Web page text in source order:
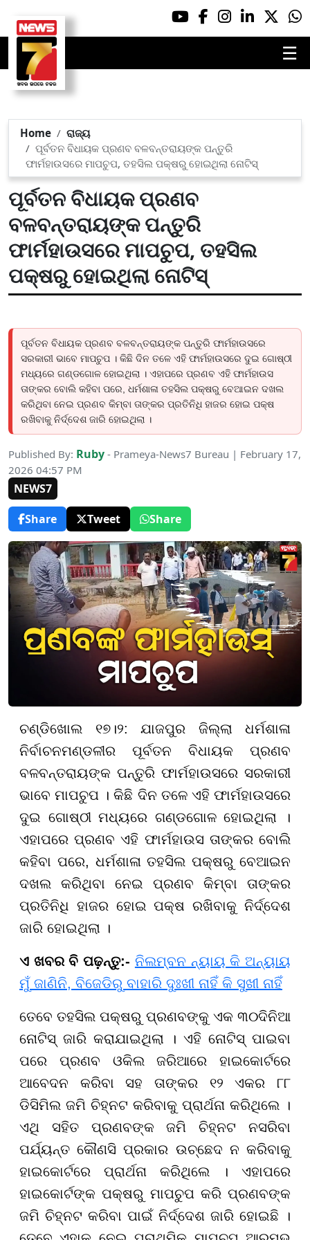
☰
Home
ରାଜ୍ୟ
ପୂର୍ବତନ ବିଧାୟକ ପ୍ରଣବ ବଳବନ୍ତରାୟଙ୍କ ପନ୍ତୁରି
ଫାର୍ମହାଉସରେ ମାପଚୁପ, ତହସିଲ ପକ୍ଷରୁ ହୋଇଥିଲା ନୋଟିସ୍
ପୂର୍ବତନ ବିଧାୟକ ପ୍ରଣବ
ବଳବନ୍ତରାୟଙ୍କ ପନ୍ତୁରି
ଫାର୍ମହାଉସରେ ମାପଚୁପ, ତହସିଲ
ପକ୍ଷରୁ ହୋଇଥିଲା ନୋଟିସ୍
ପୂର୍ବତନ ବିଧାୟକ ପ୍ରଣବ ବଳବନ୍ତରାୟଙ୍କ ପନ୍ତୁରି ଫାର୍ମହାଉସରେ
ସରକାରୀ ଭାବେ ମାପଚୁପ । କିଛି ଦିନ ତଳେ ଏହି ଫାର୍ମହାଉସରେ ଦୁଇ ଗୋଷ୍ଠୀ
ମଧ୍ୟରେ ଗଣ୍ଡଗୋଳ ହୋଇଥିଲା । ଏହାପରେ ପ୍ରଣବ ଏହି ଫାର୍ମହାଉସ
ତାଙ୍କର ବୋଲି କହିବା ପରେ, ଧର୍ମଶାଳା ତହସିଲ ପକ୍ଷରୁ ବେଆଇନ ଦଖଲ
କରିଥିବା ନେଇ ପ୍ରଣବ କିମ୍ବା ତାଙ୍କର ପ୍ରତିନିଧି ହାଜର ହୋଇ ପକ୍ଷ
ରଖିବାକୁ ନିର୍ଦ୍ଦେଶ ଜାରି ହୋଇଥିଲା ।
Published By: Ruby - Prameya-News7 Bureau | February 17,
2026 04:57 PM
NEWS7
Share
Tweet Share
ଚଣ୍ଡିଖୋଲ ୧୭।୨: ଯାଜପୁର ଜିଲ୍ଲା ଧର୍ମଶାଳା
ନିର୍ବାଚନମଣ୍ଡଳୀର ପୂର୍ବତନ ବିଧାୟକ ପ୍ରଣବ
ବଳବନ୍ତରାୟଙ୍କ ପନ୍ତୁରି ଫାର୍ମହାଉସରେ ସରକାରୀ
ଭାବେ ମାପଚୁପ । କିଛି ଦିନ ତଳେ ଏହି ଫାର୍ମହାଉସରେ
ଦୁଇ ଗୋଷ୍ଠୀ ମଧ୍ୟରେ ଗଣ୍ଡଗୋଳ ହୋଇଥିଲା ।
ଏହାପରେ ପ୍ରଣବ ଏହି ଫାର୍ମହାଉସ ତାଙ୍କର ବୋଲି
କହିବା ପରେ, ଧର୍ମଶାଳା ତହସିଲ ପକ୍ଷରୁ ବେଆଇନ
ଦଖଲ କରିଥିବା ନେଇ ପ୍ରଣବ କିମ୍ବା ତାଙ୍କର
ପ୍ରତିନିଧି ହାଜର ହୋଇ ପକ୍ଷ ରଖିବାକୁ ନିର୍ଦ୍ଦେଶ
ଜାରି ହୋଇଥିଲା ।
ଏ ଖବର ବି ପଢ଼ନ୍ତୁ:- ନିଲମ୍ବନ ନ୍ୟାୟ କି ଅନ୍ୟାୟ
ମୁଁ ଜାଣିନି, ବିଜେଡିରୁ ବାହାରି ଦୁଃଖୀ ନାହିଁ କି ସୁଖୀ ନାହିଁ
ତେବେ ତହସିଲ ପକ୍ଷରୁ ପ୍ରଣବଙ୍କୁ ଏକ ୩୦ଦିନିଆ
ନୋଟିସ୍ ଜାରି କରାଯାଇଥିଲା । ଏହି ନୋଟିସ୍ ପାଇବା
ପରେ ପ୍ରଣବ ଓକିଲ ଜରିଆରେ ହାଇକୋର୍ଟରେ
ଆବେଦନ କରିବା ସହ ତାଙ୍କର ୧୨ ଏକର ୮୮
ଡିସିମିଲ ଜମି ଚିହ୍ନଟ କରିବାକୁ ପ୍ରାର୍ଥନା କରିଥିଲେ ।
ଏଥି ସହିତ ପ୍ରଣବଙ୍କ ଜମି ଚିହ୍ନଟ ନସରିବା
ପର୍ଯ୍ୟନ୍ତ କୌଣସି ପ୍ରକାର ଉଚ୍ଛେଦ ନ କରିବାକୁ
ହାଇକୋର୍ଟରେ ପ୍ରାର୍ଥନା କରିଥିଲେ । ଏହାପରେ
ହାଇକୋର୍ଟଙ୍କ ପକ୍ଷରୁ ମାପଚୁପ କରି ପ୍ରଣବଙ୍କ
ଜମି ଚିହ୍ନଟ କରିବା ପାଇଁ ନିର୍ଦ୍ଦେଶ ଜାରି ହୋଇଛି ।